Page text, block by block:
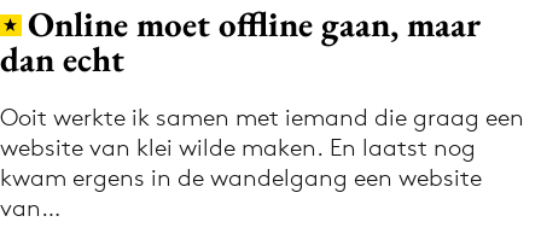
Volg het laatste nieuws via de Adformatie
Nieuws app
Online moet offline gaan, maar
dan echt
Ooit werkte ik samen met iemand die graag een
website van klei wilde maken. En laatst nog
kwam ergens in de wandelgang een website
van…